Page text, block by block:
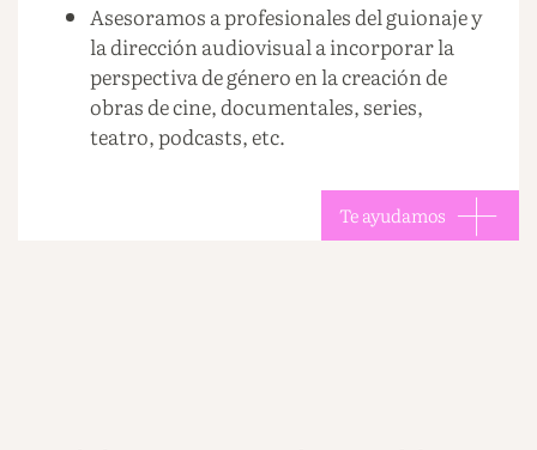
Asesoramos a profesionales del guionaje y
la dirección audiovisual a incorporar la
perspectiva de género en la creación de
obras de cine, documentales, series,
teatro, podcasts, etc.
Te ayudamos